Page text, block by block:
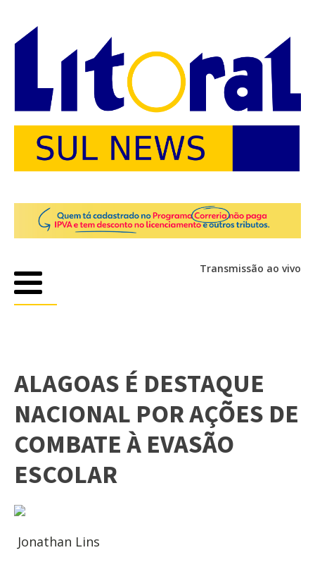
Transmissão ao vivo
ALAGOAS É DESTAQUE
NACIONAL POR AÇÕES DE
COMBATE À EVASÃO
ESCOLAR
Jonathan Lins